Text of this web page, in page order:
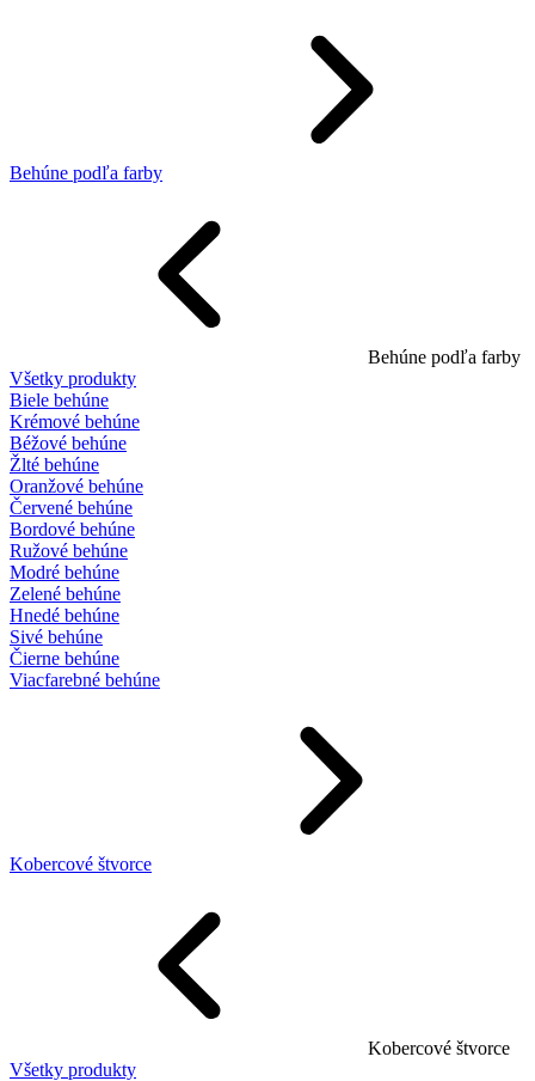
Behúne podľa farby
Behúne podľa farby
Všetky produkty
Biele behúne
Krémové behúne
Béžové behúne
Žlté behúne
Oranžové behúne
Červené behúne
Bordové behúne
Ružové behúne
Modré behúne
Zelené behúne
Hnedé behúne
Sivé behúne
Čierne behúne
Viacfarebné behúne
Kobercové štvorce
Kobercové štvorce
Všetky produkty